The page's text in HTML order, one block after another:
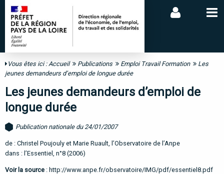
Vous êtes ici :Accueil Publications Emploi Travail Formation
Les
jeunes demandeurs d’emploi de longue durée
Les jeunes demandeurs d’emploi de
longue durée
Publication nationale du 24/01/2007
de : Christel Poujouly et Marie Ruault, l’Observatoire de l’Anpe
dans : l’Essentiel, n°8 (2006)
Voir la source : http://www.anpe.fr/observatoire/IMG/pdf/essentiel8.pdf